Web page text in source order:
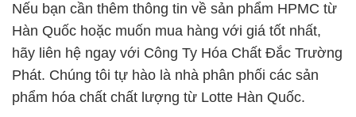
Nếu bạn cần thêm thông tin về sản phẩm HPMC từ
Hàn Quốc hoặc muốn mua hàng với giá tốt nhất,
hãy liên hệ ngay với Công Ty Hóa Chất Đắc Trường
Phát. Chúng tôi tự hào là nhà phân phối các sản
phẩm hóa chất chất lượng từ Lotte Hàn Quốc.